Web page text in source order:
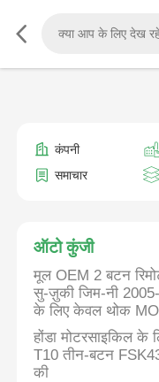
कंपनी
समाचार
ऑटो कुंजी
मूल OEM 2 बटन
सु-ज़ुकी जिम-नी
के लिए केवल थोक
होंडा मोटरसाइकिल
T10 तीन-बटन
की